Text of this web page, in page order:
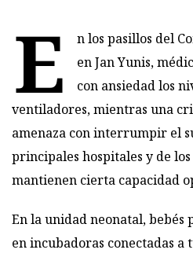
E
n los pasillos del
en Jan Yunis,
con ansiedad los
ventiladores, mientras una
amenaza con interrumpir el
principales hospitales y de
mantienen cierta capacidad
En la unidad neonatal,
en incubadoras conectadas a